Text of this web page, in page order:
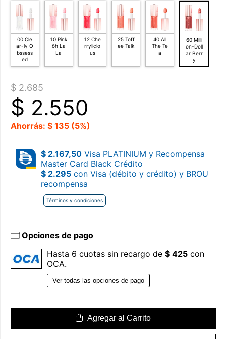
00 Cle
ar-ly O
bssess
ed
10 Pink
ôh La
La
12 Che
rrylicio
us
25 Toff
ee Talk
40 All
The Te
a
60 Milli
on-Doll
ar Berr
y
$ 2.685
$ 2.550
Ahorrás: $ 135 (5%)
$ 2.167,50 Visa PLATINIUM y Recompensa
Master Card Black Crédito
$ 2.295 con Visa (débito y crédito) y BROU
recompensa
Términos y condiciones
Opciones de pago
Hasta 6 cuotas sin recargo de $ 425 con
OCA.
Ver todas las opciones de pago
Agregar al Carrito